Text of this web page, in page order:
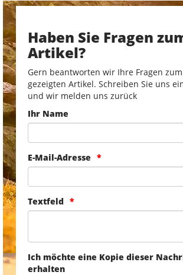
Haben Sie Fragen
Artikel?
Gern beantworten wir Ihre Fragen
gezeigten Artikel. Schreiben Sie uns
und wir melden uns zurück
Ihr Name
E-Mail-Adresse
Textfeld
Ich möchte eine Kopie dieser
erhalten